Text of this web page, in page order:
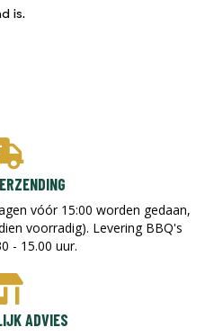
is.
vóór 15:00 worden gedaan,
voorradig). Levering BBQ's
- 15.00 uur.
ADVIES